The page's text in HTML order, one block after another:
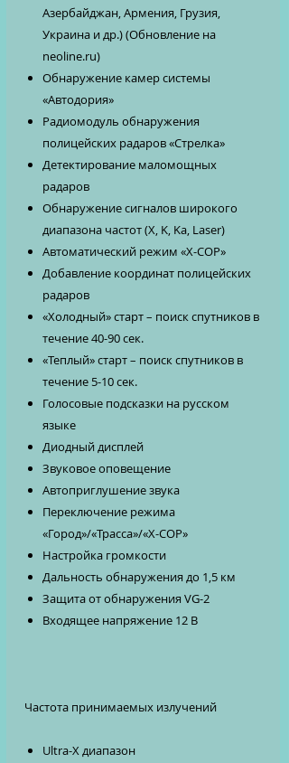
Азербайджан, Армения, Грузия,
Украина и др.) (Обновление на
neoline.ru)
Обнаружение камер системы
«Автодория»
Радиомодуль обнаружения
полицейских радаров «Стрелка»
Детектирование маломощных
радаров
Обнаружение сигналов широкого
диапазона частот (X, K, Ka, Laser)
Автоматический режим «Х-СОР»
Добавление координат полицейских
радаров
«Холодный» старт – поиск спутников в
течение 40-90 сек.
«Теплый» старт – поиск спутников в
течение 5-10 сек.
Голосовые подсказки на русском
языке
Диодный дисплей
Звуковое оповещение
Автоприглушение звука
Переключение режима
«Город»/«Трасса»/«Х-СОР»
Настройка громкости
Дальность обнаружения до 1,5 км
Защита от обнаружения VG-2
Входящее напряжение 12 В
Частота принимаемых излучений
Ultra-X диапазон